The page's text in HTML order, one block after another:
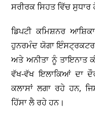
ਸਰੀਰਕ ਸਿਹਤ ਵਿੱਚ ਸੁਧਾਰ
ਡਿਪਟੀ ਕਮਿਸ਼ਨਰ
ਹੁਨਰਮੰਦ ਯੋਗਾ ਇੰਸਟ੍ਰਕਟਰ
ਅਤੇ ਅਨੀਤਾ ਨੂੰ ਤਾਇਨਾਤ
ਵੱਖ-ਵੱਖ ਇਲਾਕਿਆਂ ਦਾ
ਕਲਾਸਾਂ ਲਗਾ ਰਹੇ ਹਨ,
ਹਿੱਸਾ ਲੈ ਰਹੇ ਹਨ।